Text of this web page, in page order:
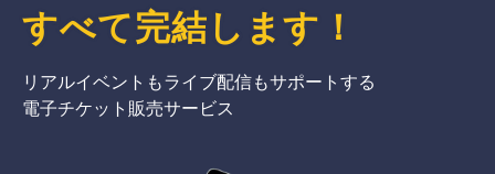
すべて完結 します ！
リアルイベントもライブ配信もサポートする
電子チケット販売サービス